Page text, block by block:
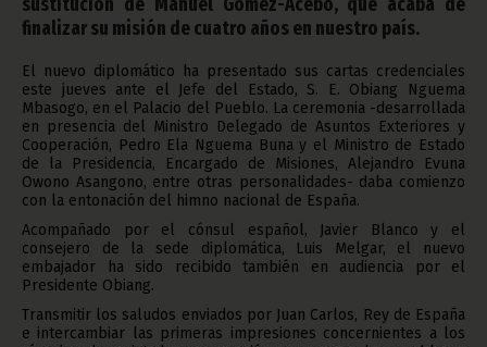
finalizar su misión de cuatro años en nuestro país.
El nuevo diplomático ha presentado sus cartas credenciales
este jueves ante el Jefe del Estado, S. E. Obiang Nguema
Mbasogo, en el Palacio del Pueblo. La ceremonia -desarrollada
en presencia del Ministro Delegado de Asuntos Exteriores y
Cooperación, Pedro Ela Nguema Buna y el Ministro de Estado
de la Presidencia, Encargado de Misiones, Alejandro Evuna
Owono Asangono, entre otras personalidades- daba comienzo
con la entonación del himno nacional de España.
Acompañado por el cónsul español, Javier Blanco y el
consejero de la sede diplomática, Luis Melgar, el nuevo
embajador ha sido recibido también en audiencia por el
Presidente Obiang.
Transmitir los saludos enviados por Juan Carlos, Rey de España
e intercambiar las primeras impresiones concernientes a los